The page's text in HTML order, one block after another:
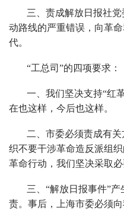
三、责成解放日报社
动路线的严重错误，向革
代。
“工总司”的四项要求：
一、我们坚决支持“红
在也这样，今后也这样。
二、市委必须责成有
织不要干涉革命造反派组
革命行动，我们坚决采取必
三、“解放日报事件”
责。事后，上海市委必须